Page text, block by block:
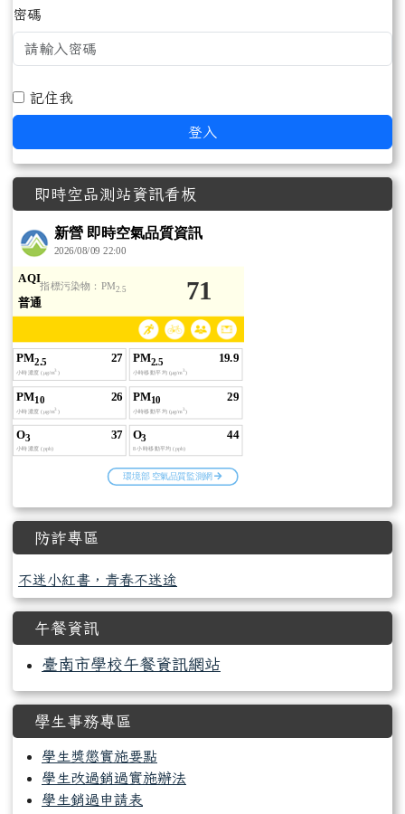
密碼
記住我
登入
即時空品測站資訊看板
防詐專區
不迷小紅書，青春不迷途
午餐資訊
臺南市學校午餐資訊網站
學生事務專區
學生獎懲實施要點
學生改過銷過實施辦法
學生銷過申請表